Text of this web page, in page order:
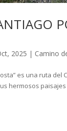
2025 | Camino
es una ruta
hermosos